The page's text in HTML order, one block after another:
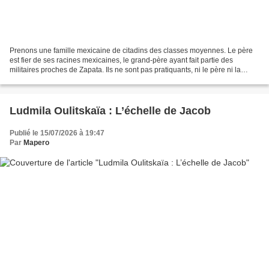
Prenons une famille mexicaine de citadins des classes moyennes. Le père
est fier de ses racines mexicaines, le grand-père ayant fait partie des
militaires proches de Zapata. Ils ne sont pas pratiquants, ni le père ni la
Ludmila Oulitskaïa : L’échelle de Jacob
Publié le 15/07/2026 à 19:47
Par Mapero